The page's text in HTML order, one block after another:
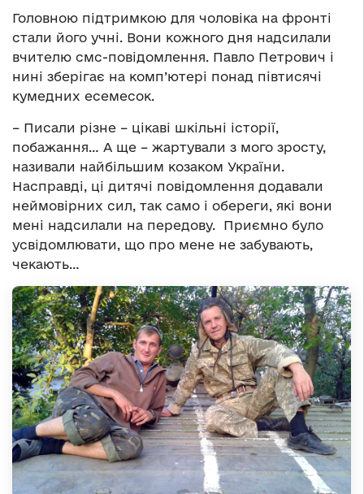
Головною підтримкою для чоловіка на фронті
стали його учні. Вони кожного дня надсилали
вчителю смс-повідомлення. Павло Петрович і
нині зберігає на комп’ютері понад півтисячі
кумедних есемесок.
– Писали різне – цікаві шкільні історії,
побажання… А ще – жартували з мого зросту,
називали найбільшим козаком України.
Насправді, ці дитячі повідомлення додавали
неймовірних сил, так само і обереги, які вони
мені надсилали на передову. Приємно було
усвідомлювати, що про мене не забувають,
чекають…